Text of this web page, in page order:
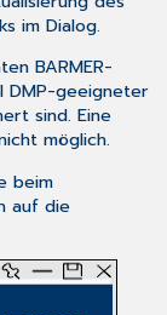
im Dialog.
BARMER-
DMP-geeigneter
sind. Eine
möglich.
beim
auf die